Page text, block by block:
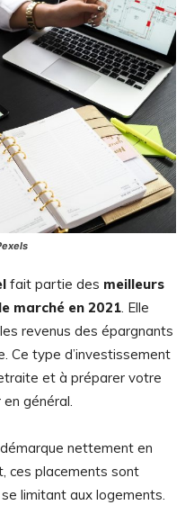
fait partie des meilleurs
marché en 2021. Elle
revenus des épargnants
Ce type d’investissement
et à préparer votre
en général.
nettement en
ces placements sont
limitant aux logements.